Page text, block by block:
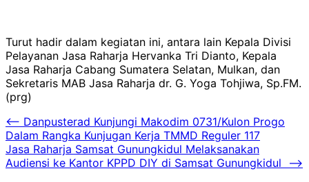
Turut hadir dalam kegiatan ini, antara lain Kepala Divisi
Pelayanan Jasa Raharja Hervanka Tri Dianto, Kepala
Jasa Raharja Cabang Sumatera Selatan, Mulkan, dan
Sekretaris MAB Jasa Raharja dr. G. Yoga Tohjiwa, Sp.FM.
(prg)
Navigasi
pos
⟵ Danpusterad Kunjungi Makodim 0731/Kulon Progo
Dalam Rangka Kunjugan Kerja TMMD Reguler 117
Jasa Raharja Samsat Gunungkidul Melaksanakan
Audiensi ke Kantor KPPD DIY di Samsat Gunungkidul
⟶